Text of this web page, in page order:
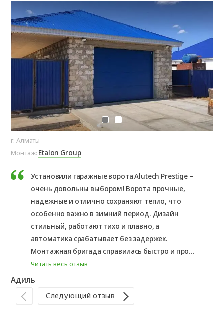
г. Алматы
Монтаж: Etalon Group
Установили гаражные ворота Alutech Prestige –
очень довольны выбором! Ворота прочные,
надежные и отлично сохраняют тепло, что
особенно важно в зимний период. Дизайн
стильный, работают тихо и плавно, а
автоматика срабатывает без задержек.
Монтажная бригада справилась быстро и про...
Читать весь отзыв
Адиль
Следующий отзыв